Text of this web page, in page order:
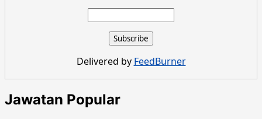
Malaysia
Februari
2016
Delivered by FeedBurner
Jawatan Popular